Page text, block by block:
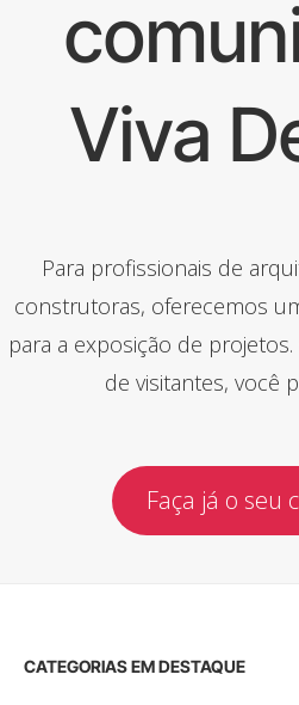
Viva
Para profissionais de
construtoras, oferecemos
para a exposição de
de visitantes, você
Faça já o seu
CATEGORIAS EM DESTAQUE